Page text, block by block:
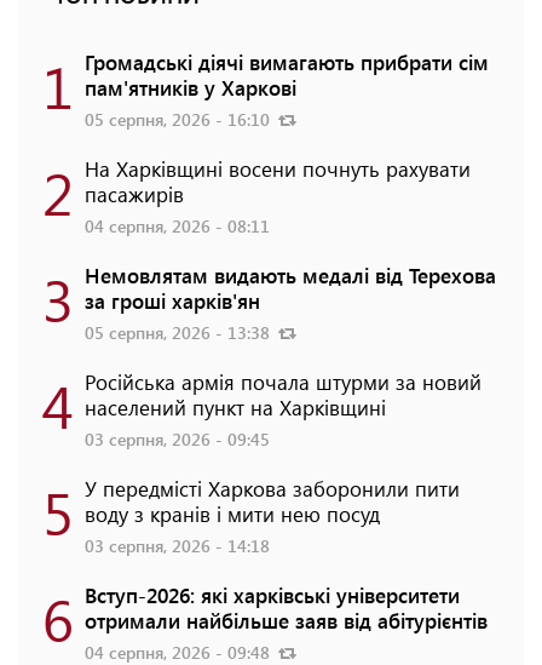
1 Громадські діячі вимагають прибрати сім
пам'ятників у Харкові
05 серпня, 2026 - 16:10
2 На Харківщині восени почнуть рахувати
пасажирів
04 серпня, 2026 - 08:11
3 Немовлятам видають медалі від Терехова
за гроші харків'ян
05 серпня, 2026 - 13:38
4 Російська армія почала штурми за новий
населений пункт на Харківщині
03 серпня, 2026 - 09:45
5 У передмісті Харкова заборонили пити
воду з кранів і мити нею посуд
03 серпня, 2026 - 14:18
6 Вступ-2026: які харківські університети
отримали найбільше заяв від абітурієнтів
04 серпня, 2026 - 09:48